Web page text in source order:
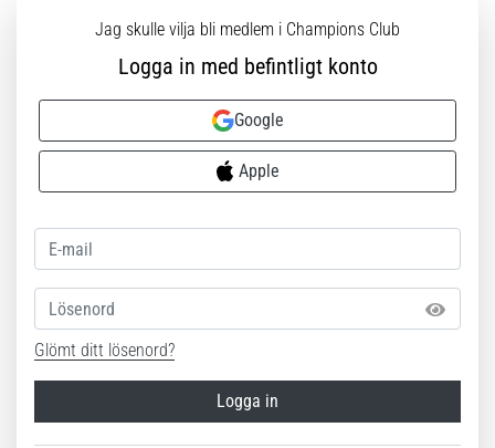
Jag skulle vilja bli medlem i Champions Club
Logga in med befintligt konto
Google
Apple
Lösenord
Glömt ditt lösenord?
Logga in